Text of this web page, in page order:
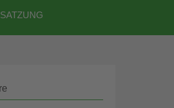
SATZUNG